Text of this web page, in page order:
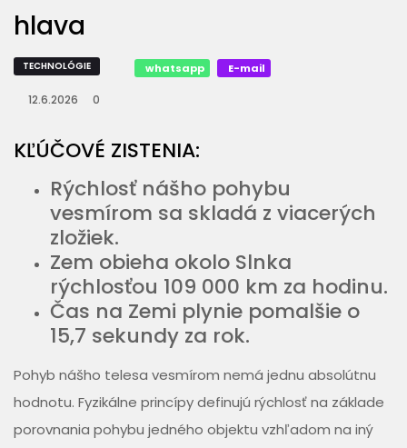
hlava
TECHNOLÓGIE whatsapp E-mail
12.6.2026 0
KĽÚČOVÉ ZISTENIA:
Rýchlosť nášho pohybu
vesmírom sa skladá z viacerých
zložiek.
Zem obieha okolo Slnka
rýchlosťou 109 000 km za hodinu.
Čas na Zemi plynie pomalšie o
15,7 sekundy za rok.
Pohyb nášho telesa vesmírom nemá jednu absolútnu
hodnotu. Fyzikálne princípy definujú rýchlosť na základe
porovnania pohybu jedného objektu vzhľadom na iný